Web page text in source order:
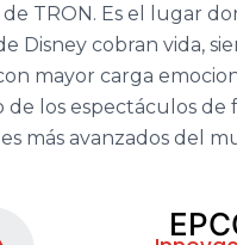
TRON. Es el lugar
Disney cobran vida,
mayor carga
de los espectáculos de
más avanzados del